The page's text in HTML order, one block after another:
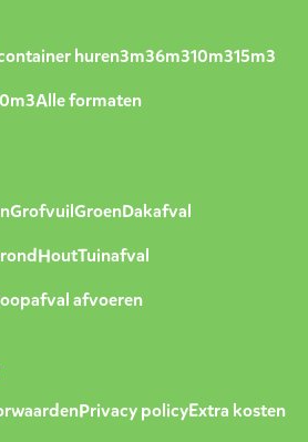
huren3m36m310m315m3
Alle formaten
GrofvuilGroenDakafval
HoutTuinafval
afvoeren
Privacy policyExtra kosten